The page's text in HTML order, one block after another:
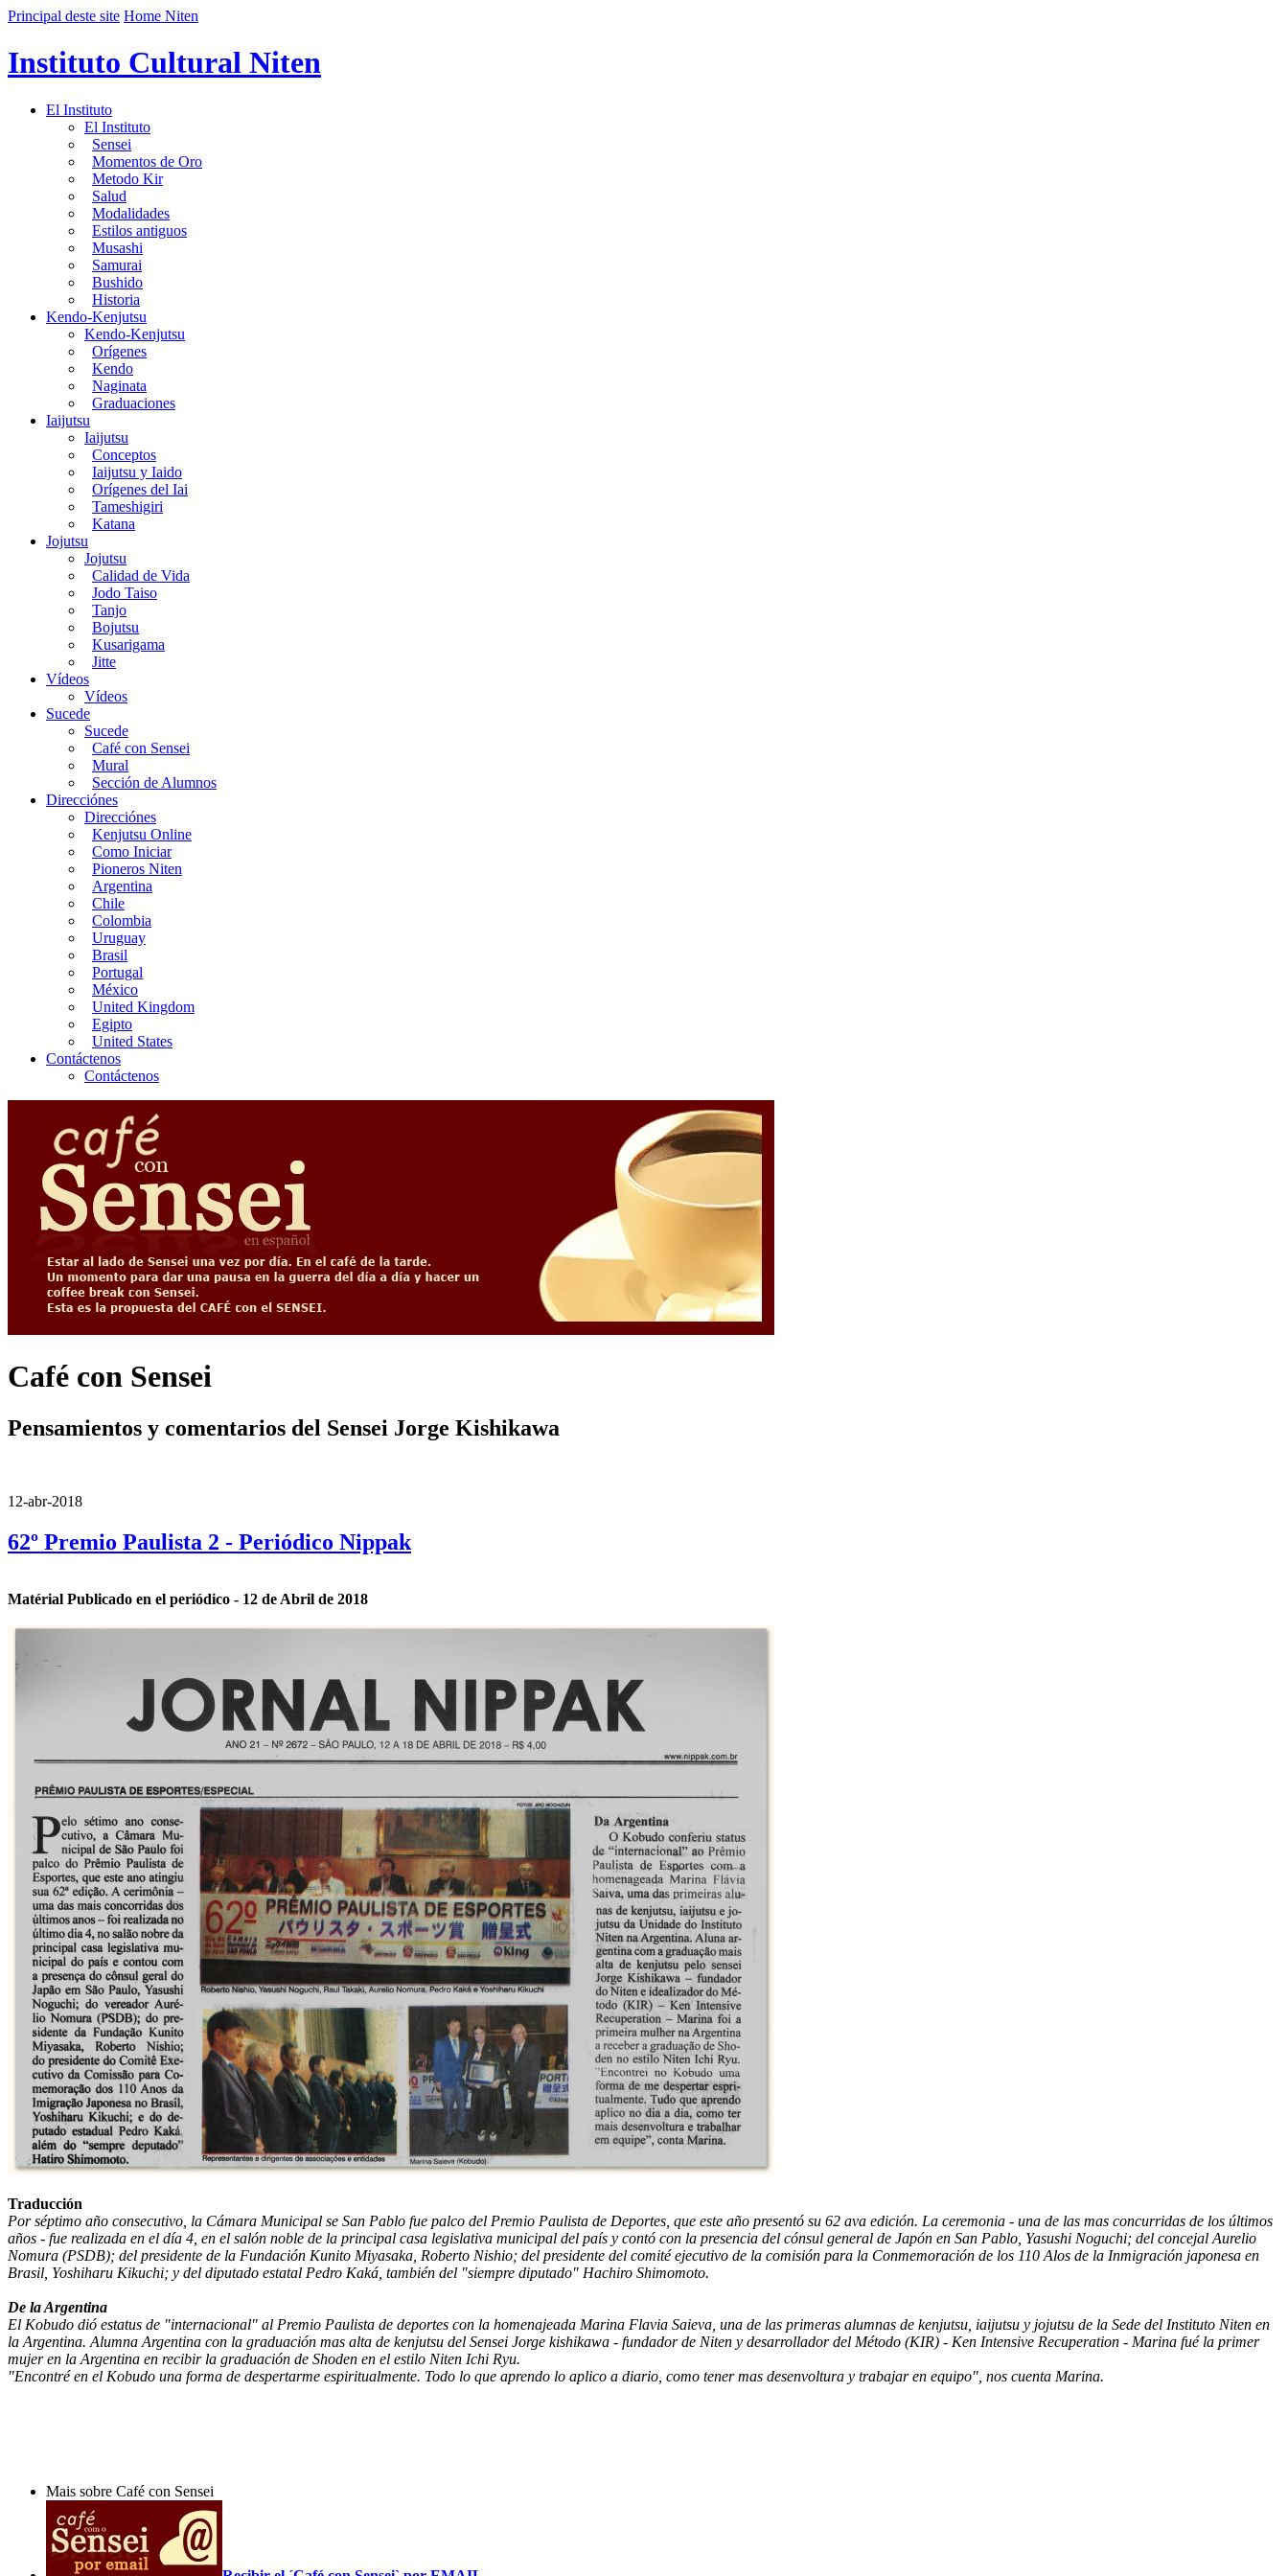
Principal deste site Home Niten
Instituto Cultural Niten
El Instituto
El Instituto
Sensei
Momentos de Oro
Metodo Kir
Salud
Modalidades
Estilos antiguos
Musashi
Samurai
Bushido
Historia
Kendo-Kenjutsu
Kendo-Kenjutsu
Orígenes
Kendo
Naginata
Graduaciones
Iaijutsu
Iaijutsu
Conceptos
Iaijutsu y Iaido
Orígenes del Iai
Tameshigiri
Katana
Jojutsu
Jojutsu
Calidad de Vida
Jodo Taiso
Tanjo
Bojutsu
Kusarigama
Jitte
Vídeos
Vídeos
Sucede
Sucede
Café con Sensei
Mural
Sección de Alumnos
Direcciónes
Direcciónes
Kenjutsu Online
Como Iniciar
Pioneros Niten
Argentina
Chile
Colombia
Uruguay
Brasil
Portugal
México
United Kingdom
Egipto
United States
Contáctenos
Contáctenos
Café con Sensei
Pensamientos y comentarios del Sensei Jorge Kishikawa
12-abr-2018
62º Premio Paulista 2 - Periódico Nippak
Matérial Publicado en el periódico - 12 de Abril de 2018
Traducción
Por séptimo año consecutivo, la Cámara Municipal se San Pablo fue palco del Premio Paulista de Deportes, que este año presentó su 62 ava edición. La ceremonia - una de las mas concurridas de los últimos
años - fue realizada en el día 4, en el salón noble de la principal casa legislativa municipal del país y contó con la presencia del cónsul general de Japón en San Pablo, Yasushi Noguchi; del concejal Aurelio
Nomura (PSDB); del presidente de la Fundación Kunito Miyasaka, Roberto Nishio; del presidente del comité ejecutivo de la comisión para la Conmemoración de los 110 Alos de la Inmigración japonesa en
Brasil, Yoshiharu Kikuchi; y del diputado estatal Pedro Kaká, también del "siempre diputado" Hachiro Shimomoto.
De la Argentina
El Kobudo dió estatus de "internacional" al Premio Paulista de deportes con la homenajeada Marina Flavia Saieva, una de las primeras alumnas de kenjutsu, iaijutsu y jojutsu de la Sede del Instituto Niten en
la Argentina. Alumna Argentina con la graduación mas alta de kenjutsu del Sensei Jorge kishikawa - fundador de Niten y desarrollador del Método (KIR) - Ken Intensive Recuperation - Marina fué la primer
mujer en la Argentina en recibir la graduación de Shoden en el estilo Niten Ichi Ryu.
"Encontré en el Kobudo una forma de despertarme espiritualmente. Todo lo que aprendo lo aplico a diario, como tener mas desenvoltura y trabajar en equipo", nos cuenta Marina.
Mais sobre Café con Sensei